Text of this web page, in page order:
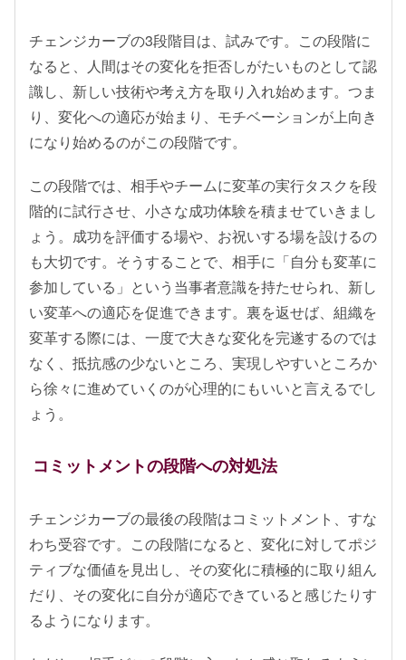
チェンジカーブの3段階目は、試みです。この段階に
なると、人間はその変化を拒否しがたいものとして認
識し、新しい技術や考え方を取り入れ始めます。つま
り、変化への適応が始まり、モチベーションが上向き
になり始めるのがこの段階です。
この段階では、相手やチームに変革の実行タスクを段
階的に試行させ、小さな成功体験を積ませていきまし
ょう。成功を評価する場や、お祝いする場を設けるの
も大切です。そうすることで、相手に「自分も変革に
参加している」という当事者意識を持たせられ、新し
い変革への適応を促進できます。裏を返せば、組織を
変革する際には、一度で大きな変化を完遂するのでは
なく、抵抗感の少ないところ、実現しやすいところか
ら徐々に進めていくのが心理的にもいいと言えるでし
ょう。
コミットメントの段階への対処法
チェンジカーブの最後の段階はコミットメント、すな
わち受容です。この段階になると、変化に対してポジ
ティブな価値を見出し、その変化に積極的に取り組ん
だり、その変化に自分が適応できていると感じたりす
るようになります。